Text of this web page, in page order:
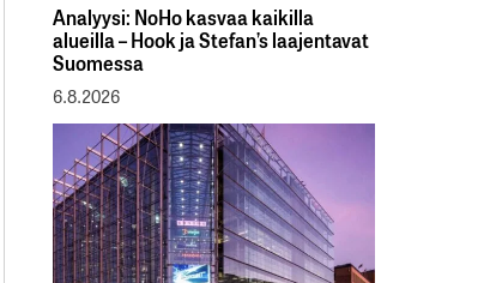
Analyysi: NoHo kasvaa kaikilla
alueilla – Hook ja Stefan’s laajentavat
Suomessa
6.8.2026